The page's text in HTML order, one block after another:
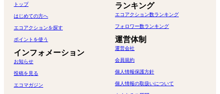
トップ
はじめての方へ
エコアクションを探す
ポイントを使う
インフォメーション
お知らせ
投稿を見る
エコマガジン
ランキング
エコアクション数ランキング
フォロワー数ランキング
運営体制
運営会社
会員規約
個人情報保護方針
個人情報の取扱いについて